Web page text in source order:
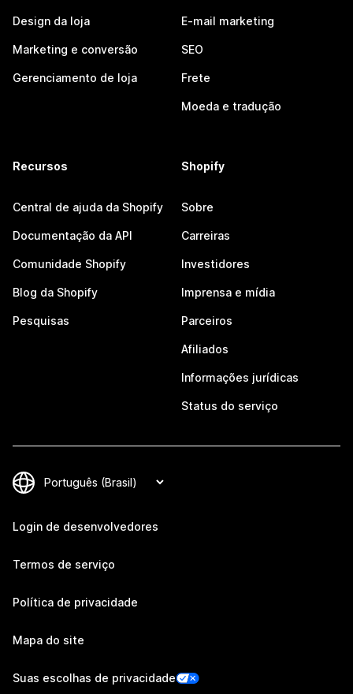
Design da loja
Marketing e conversão
Gerenciamento de loja
E-mail marketing
SEO
Frete
Moeda e tradução
Recursos
Central de ajuda da Shopify
Documentação da API
Comunidade Shopify
Blog da Shopify
Pesquisas
Shopify
Sobre
Carreiras
Investidores
Imprensa e mídia
Parceiros
Afiliados
Informações jurídicas
Status do serviço
Login de desenvolvedores
Termos de serviço
Política de privacidade
Mapa do site
Suas escolhas de privacidade